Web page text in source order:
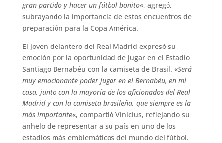
gran partido y hacer un fútbol bonito«, agregó,
subrayando la importancia de estos encuentros de
preparación para la Copa América.
El joven delantero del Real Madrid expresó su
emoción por la oportunidad de jugar en el Estadio
Santiago Bernabéu con la camiseta de Brasil. «Será
muy emocionante poder jugar en el Bernabéu, en mi
casa, junto con la mayoría de los aficionados del Real
Madrid y con la camiseta brasileña, que siempre es la
más importante«, compartió Vinícius, reflejando su
anhelo de representar a su país en uno de los
estadios más emblemáticos del mundo del fútbol.